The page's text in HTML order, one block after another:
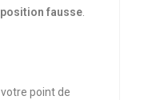
fausse
point de